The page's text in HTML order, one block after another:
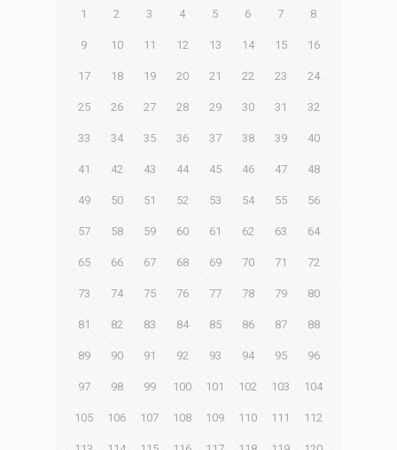
1 2 3 4 5 6 7 8
9 10 11 12 13 14 15 16
17 18 19 20 21 22 23 24
25 26 27 28 29 30 31 32
33 34 35 36 37 38 39 40
41 42 43 44 45 46 47 48
49 50 51 52 53 54 55 56
57 58 59 60 61 62 63 64
65 66 67 68 69 70 71 72
73 74 75 76 77 78 79 80
81 82 83 84 85 86 87 88
89 90 91 92 93 94 95 96
97 98 99 100 101 102 103 104
105 106 107 108 109 110 111 112